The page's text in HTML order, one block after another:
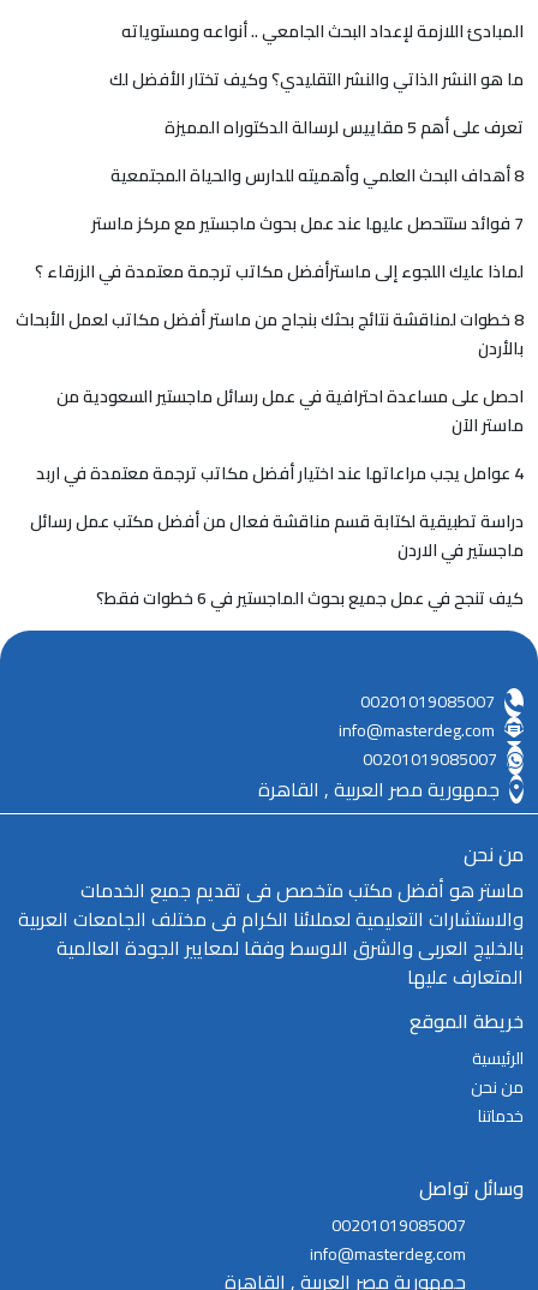
المبادئ اللازمة لإعداد البحث الجامعي .. أنواعه ومستوياته
ما هو النشر الذاتي والنشر التقليدي؟ وكيف تختار الأفضل لك
تعرف على أهم 5 مقاييس لرسالة الدكتوراه المميزة
8 أهداف البحث العلمي وأهميته للدارس والحياة المجتمعية
7 فوائد ستتحصل عليها عند عمل بحوث ماجستير مع مركز ماستر
لماذا عليك اللجوء إلى ماسترأفضل مكاتب ترجمة معتمدة في الزرقاء ؟
8 خطوات لمناقشة نتائج بحثك بنجاح من ماستر أفضل مكاتب لعمل الأبحاث
بالأردن
احصل على مساعدة احترافية في عمل رسائل ماجستير السعودية من
ماستر الآن
4 عوامل يجب مراعاتها عند اختيار أفضل مكاتب ترجمة معتمدة في اربد
دراسة تطبيقية لكتابة قسم مناقشة فعال من أفضل مكتب عمل رسائل
ماجستير في الاردن
كيف تنجح في عمل جميع بحوث الماجستير في 6 خطوات فقط؟
00201019085007
info@masterdeg.com
00201019085007
جمهورية مصر العربية , القاهرة
من نحن
ماستر هو أفضل مكتب متخصص فى تقديم جميع الخدمات
والاستشارات التعليمية لعملائنا الكرام فى مختلف الجامعات العربية
بالخليج العربى والشرق الاوسط وفقا لمعايير الجودة العالمية
المتعارف عليها
خريطة الموقع
الرئيسية
من نحن
خدماتنا
وسائل تواصل
00201019085007
info@masterdeg.com
جمهورية مصر العربية , القاهرة